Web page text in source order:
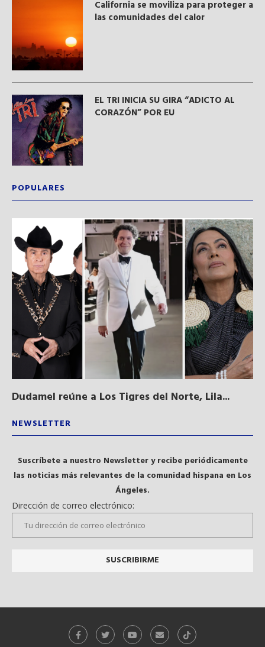
California se moviliza para proteger a
las comunidades del calor
EL TRI INICIA SU GIRA “ADICTO AL
CORAZÓN” POR EU
POPULARES
Dudamel reúne a Los Tigres del Norte, Lila...
NEWSLETTER
Suscríbete a nuestro Newsletter y recibe periódicamente
las noticias más relevantes de la comunidad hispana en Los
Ángeles.
Dirección de correo electrónico: